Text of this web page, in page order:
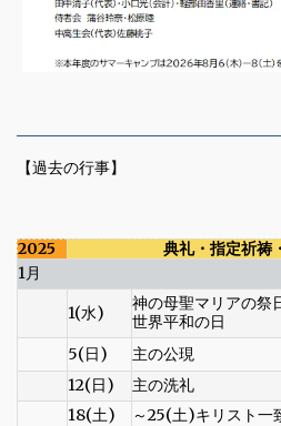
【過去の行事】
2025
典礼・指定祈祷
1月
1(水)
神の母聖マリアの祭
世界平和の日
5(日) 主の公現
12(日)
主の洗礼
18(土)
～25(土)キリスト一